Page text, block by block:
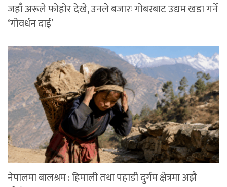
जहाँ अरूले फोहोर देखे, उनले बजारः गोबरबाट उद्यम खडा गर्ने
‘गोवर्धन दाई’
नेपालमा बालश्रम : हिमाली तथा पहाडी दुर्गम क्षेत्रमा अझै